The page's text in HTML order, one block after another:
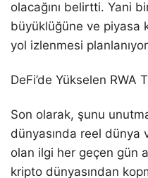
olacağını belirtti. Yani
büyüklüğüne ve piyasa
yol izlenmesi
DeFi’de Yükselen RWA
Son olarak, şunu
dünyasında reel dünya
olan ilgi her geçen gün
kripto dünyasından